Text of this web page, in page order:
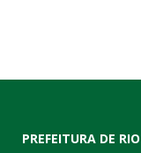
PREFEITURA DE